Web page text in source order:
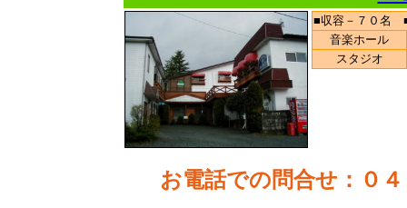
■収容－７０名
音楽ホール
スタジオ
お電話での問合せ ：０